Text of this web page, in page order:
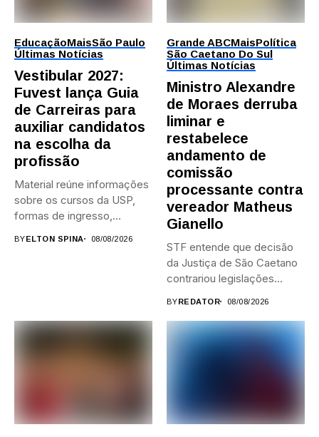
EducaçãoMaisSão Paulo
Últimas Notícias
Vestibular 2027:
Fuvest lança Guia
de Carreiras para
auxiliar candidatos
na escolha da
profissão
Material reúne informações
sobre os cursos da USP,
formas de ingresso,
BYELTON SPINA 08/08/2026
Grande ABCMaisPolítica
São Caetano Do Sul
Últimas Notícias
Ministro Alexandre
de Moraes derruba
liminar e
restabelece
andamento de
comissão
processante contra
vereador Matheus
Gianello
STF entende que decisão
da Justiça de São Caetano
contrariou legislações
BYREDATOR 08/08/2026